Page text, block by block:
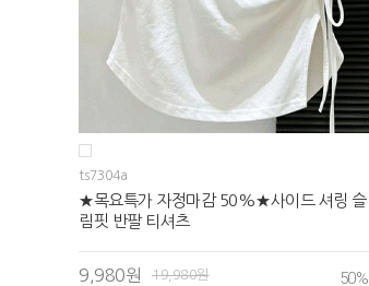
ts7304a
★목요특가 자정마감 50%★사이드 셔링 슬
림핏 반팔 티셔츠
9,980원 19,980원 50%